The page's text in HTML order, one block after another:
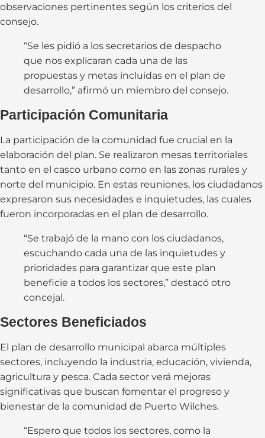
observaciones pertinentes según los criterios del
consejo.
“Se les pidió a los secretarios de despacho
que nos explicaran cada una de las
propuestas y metas incluidas en el plan de
desarrollo,” afirmó un miembro del consejo.
Participación Comunitaria
La participación de la comunidad fue crucial en la
elaboración del plan. Se realizaron mesas territoriales
tanto en el casco urbano como en las zonas rurales y
norte del municipio. En estas reuniones, los ciudadanos
expresaron sus necesidades e inquietudes, las cuales
fueron incorporadas en el plan de desarrollo.
“Se trabajó de la mano con los ciudadanos,
escuchando cada una de las inquietudes y
prioridades para garantizar que este plan
beneficie a todos los sectores,” destacó otro
concejal.
Sectores Beneficiados
El plan de desarrollo municipal abarca múltiples
sectores, incluyendo la industria, educación, vivienda,
agricultura y pesca. Cada sector verá mejoras
significativas que buscan fomentar el progreso y
bienestar de la comunidad de Puerto Wilches.
“Espero que todos los sectores, como la